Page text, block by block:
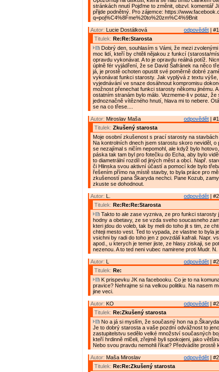
stránkách nnutí Pojďme to změnit, obzvl. komentář
přijde podnětný. Pro zájemce: https://
q=poj%C4%8Fme%20to%20zm%C4%9Bnit
odpovědět |
Autor: Lucie Dostálková
Titulek: Re:Re:Starosta
Dobrý den, souhlasím s Vámi, že mezi
moc lidí, kteří by chtěli nějakou z funkcí (starosta/
opravdu vykonávat. A to je opravdu reálná potíž.
úplně fér vyjádření, že se David Šafránek na něco
já, je prostě ochoten opustit své poměrně dobré
vykonávat funkci starosty. Jak vyplývá z textu
vyjednávání ve snaze dosáhnout kompromisu
možnost přenechat funkci starosty někomu jinému.
ostatním stranám bylo málo. Vezmeme-li v potaz, že
jednoznačně vítězného hnutí, hlava mi to nebere.
se na co třese....
odpovědět |
Autor: Miroslav Maša
Titulek: Zkušený starosta
Moje osobní zkušenost s prací starosty na
Na kontrolních dnech jsem starostu skoro neviděl, o
se nezajímal s ničím nepomohl, ale když bylo
páska tak tam byl pro fotečku do Echa, aby bylo
to diametrální rozdíl od jiných měst a obcí. Např.
či Hlinska svou aktivní účastí a pomocí kde bylo
řešením přímo na místě stavby, to byla práce pro
zkušeností pana Škaryda nechci. Pane Kozub,
zkuste se dohodnout.
odpovědět |
Autor: L.
Titulek: Re:Re:Re:Starosta
Takto to ale zase vyzniva, ze pro funkci starosty
hodny a obetavy, ze se vzda sveho soucasneho
kteri jdou do voleb, tak by meli do toho jit s tim, ze
chteji mesto vest. Ted to vypada, ze vlastne to byla
vsichni by radi do toho jen z povzdálí kafrali. Napr.
apod., u kterych je temer jiste, ze hlasy ziskaji, se
nezenou. A to ted neni vubec namirene proti Mudr. N.
odpovědět |
Autor: L
Titulek: Re:
K prispevku JK na facebooku. Co je to na
pravice? Nehrajme si na velkou politiku. Na nasem
jine veci.
odpovědět |
Autor: KO
Titulek: Re:Zkušený starosta
No a já si myslím, že současný hon na
Je to dobrý starosta a vaše pozdní odvážnost to
zastupitelstvu sedělo velké množství současných
kteří hrdinně mlčeli, zřejmě byli spokojeni, jako
Nebo svou pravdu nemohli říkat? Předvádíte prostě
odpovědět |
Autor: Maša Miroslav
Titulek: Re:Re:Zkušený starosta